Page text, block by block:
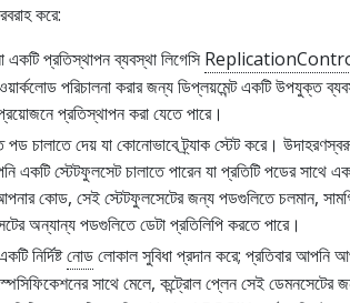
করে:
একটি প্রতিস্থাপন ব্যবস্থা লিগেসি
পরিচালনা করার জন্য ডিপ্লয়মেন্ট একটি উপযুক্ত
প্রতিস্থাপন করা যেতে পারে।
চালাতে দেয় যা কোনোভাবে ট্র্যাক স্টেট করে।
একটি স্টেটফুলসেট চালাতে পারেন যা প্রতিটি পডের সাথে
কোড, সেই স্টেটফুলসেটের জন্য পডগুলিতে চলমান,
অন্যান্য পডগুলিতে ডেটা প্রতিলিপি করতে পারে।
নির্দিষ্টনোডলোকাল সুবিধা প্রদান করে; প্রতিবার আপনি
সাথে মেলে, কন্ট্রোল প্লেন সেই ডেমনসেটের